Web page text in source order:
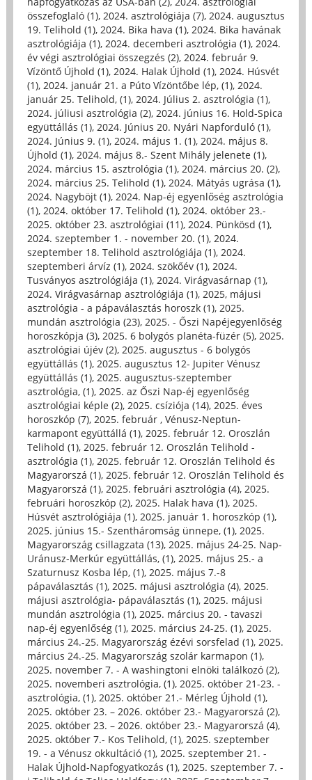
összefoglaló (1), 2024. asztrológiája (7), 2024. augusztus
19. Telihold (1), 2024. Bika hava (1), 2024. Bika havának
asztrológiája (1), 2024. decemberi asztrológia (1), 2024.
év végi asztrológiai összegzés (2), 2024. február 9.
Vízöntő Újhold (1), 2024. Halak Újhold (1), 2024. Húsvét
(1), 2024. január 21. a Púto Vízöntőbe lép, (1), 2024.
január 25. Telihold, (1), 2024. Július 2. asztrológia (1),
2024. júliusi asztrológia (2), 2024. június 16. Hold-Spica
együttállás (1), 2024. Június 20. Nyári Napforduló (1),
2024. Június 9. (1), 2024. május 1. (1), 2024. május 8.
Újhold (1), 2024. május 8.- Szent Mihály jelenete (1),
2024. március 15. asztrológia (1), 2024. március 20. (2),
2024. március 25. Telihold (1), 2024. Mátyás ugrása (1),
2024. Nagyböjt (1), 2024. Nap-éj egyenlőség asztrológia
(1), 2024. október 17. Telihold (1), 2024. október 23.-
2025. október 23. asztrológiai (11), 2024. Pünkösd (1),
2024. szeptember 1. - november 20. (1), 2024.
szeptember 18. Telihold asztrológiája (1), 2024.
szeptemberi árvíz (1), 2024. szökőév (1), 2024.
Tusványos asztrológiája (1), 2024. Virágvasárnap (1),
2024. Virágvasárnap asztrológiája (1), 2025, májusi
asztrológia - a pápaválasztás horoszk (1), 2025.
mundán asztrológia (23), 2025. - Őszi Napéjegyenlőség
horoszkópja (3), 2025. 6 bolygós planéta-füzér (5), 2025.
asztrológiai újév (2), 2025. augusztus - 6 bolygós
együttállás (1), 2025. augusztus 12- Jupiter Vénusz
együttállás (1), 2025. augusztus-szeptember
asztrológia, (1), 2025. az Őszi Nap-éj egyenlőség
asztrológiai képle (2), 2025. csíziója (14), 2025. éves
horoszkóp (7), 2025. február , Vénusz-Neptun-
karmapont együttállá (1), 2025. február 12. Oroszlán
Telihold (1), 2025. február 12. Oroszlán Telihold -
asztrológia (1), 2025. február 12. Oroszlán Telihold és
Magyarorszá (1), 2025. február 12. Oroszlán Telihold és
Magyarorszá (1), 2025. februári asztrológia (4), 2025.
februári horoszkóp (2), 2025. Halak hava (1), 2025.
Húsvét asztrológiája (1), 2025. január 1. horoszkóp (1),
2025. június 15.- Szentháromság ünnepe, (1), 2025.
Magyarország csillagzata (13), 2025. május 24-25. Nap-
Uránusz-Merkúr együttállás, (1), 2025. május 25.- a
Szaturnusz Kosba lép, (1), 2025. május 7.-8
pápaválasztás (1), 2025. májusi asztrológia (4), 2025.
májusi asztrológia- pápaválasztás (1), 2025. májusi
mundán asztrológia (1), 2025. március 20. - tavaszi
nap-éj egyenlőség (1), 2025. március 24-25. (1), 2025.
március 24.-25. Magyarország ézévi sorsfelad (1), 2025.
március 24.-25. Magyarország szolár karmapon (1),
2025. november 7. - A washingtoni elnöki találkozó (2),
2025. novemberi asztrológia, (1), 2025. október 21-23. -
asztrológia, (1), 2025. október 21.- Mérleg Újhold (1),
2025. október 23. – 2026. október 23.- Magyarorszá (2),
2025. október 23. – 2026. október 23.- Magyarorszá (4),
2025. október 7.- Kos Telihold, (1), 2025. szeptember
19. - a Vénusz okkultáció (1), 2025. szeptember 21. -
Halak Újhold-Napfogyatkozás (1), 2025. szeptember 7. -